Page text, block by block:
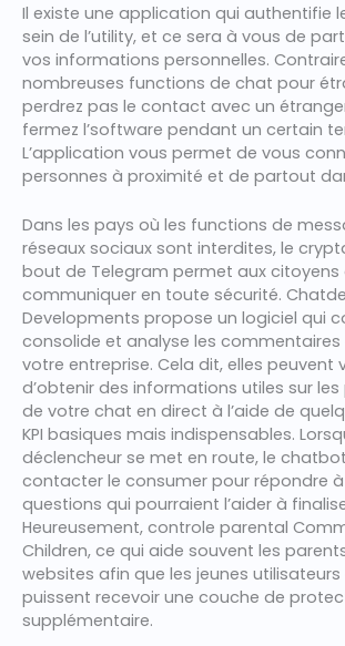
Il existe une application qui authentifie
sein de l’utility, et ce sera à vous de
vos informations personnelles.
nombreuses functions de chat pour
perdrez pas le contact avec un
fermez l’software pendant un certain
L’application vous permet de vous
personnes à proximité et de partout
Dans les pays où les functions de
réseaux sociaux sont interdites, le
bout de Telegram permet aux citoyens
communiquer en toute sécurité.
Developments propose un logiciel qui
consolide et analyse les
votre entreprise. Cela dit, elles peuvent
d’obtenir des informations utiles sur
de votre chat en direct à l’aide de
KPI basiques mais indispensables.
déclencheur se met en route, le
contacter le consumer pour répondre
questions qui pourraient l’aider à
Heureusement, controle parental
Children, ce qui aide souvent les
websites afin que les jeunes utilisateurs
puissent recevoir une couche de
supplémentaire.